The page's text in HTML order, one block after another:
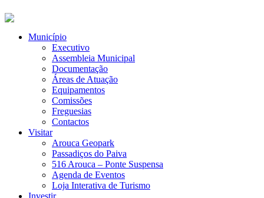
Município
Executivo
Assembleia Municipal
Documentação
Áreas de Atuação
Equipamentos
Comissões
Freguesias
Contactos
Visitar
Arouca Geopark
Passadiços do Paiva
516 Arouca – Ponte Suspensa
Agenda de Eventos
Loja Interativa de Turismo
Investir